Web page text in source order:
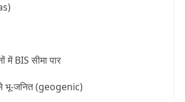
में BIS सीमा पार
भू-जनित (geogenic)